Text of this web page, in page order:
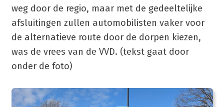
weg door de regio, maar met de gedeeltelijke
afsluitingen zullen automobilisten vaker voor
de alternatieve route door de dorpen kiezen,
was de vrees van de VVD. (tekst gaat door
onder de foto)